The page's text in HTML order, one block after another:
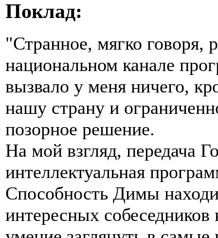
Поклад:
"Странное, мягко говоря,
национальном канале
вызвало у меня ничего,
нашу страну и
позорное решение.
На мой взгляд, передача
интеллектуальная
Способность Димы
интересных